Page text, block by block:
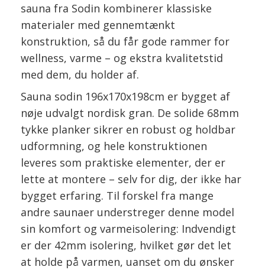
sauna fra Sodin kombinerer klassiske
materialer med gennemtænkt
konstruktion, så du får gode rammer for
wellness, varme – og ekstra kvalitetstid
med dem, du holder af.
Sauna sodin 196x170x198cm er bygget af
nøje udvalgt nordisk gran. De solide 68mm
tykke planker sikrer en robust og holdbar
udformning, og hele konstruktionen
leveres som praktiske elementer, der er
lette at montere – selv for dig, der ikke har
bygget erfaring. Til forskel fra mange
andre saunaer understreger denne model
sin komfort og varmeisolering: Indvendigt
er der 42mm isolering, hvilket gør det let
at holde på varmen, uanset om du ønsker